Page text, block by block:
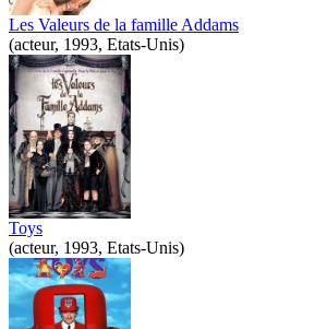
Les Valeurs de la famille Addams
(acteur, 1993, Etats-Unis)
Toys
(acteur, 1993, Etats-Unis)